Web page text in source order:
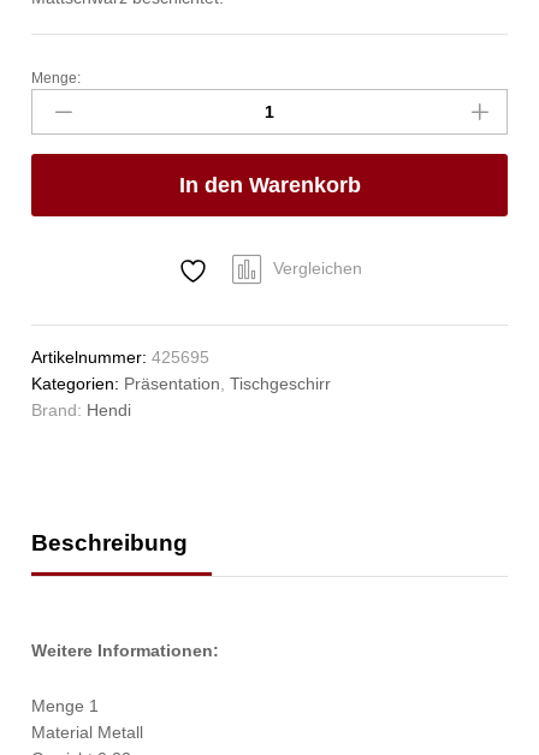
Miniatur-
Frittierkörbe
stapelbar,
schwarz,
130x115x(H)80mm
Menge:
In den Warenkorb
Vergleichen
Artikelnummer:425695
Kategorien: Präsentation,Tischgeschirr
Brand: Hendi
Beschreibung
Weitere Informationen:
Menge 1
Material Metall